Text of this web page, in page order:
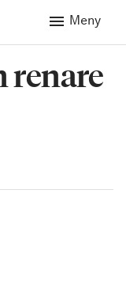
Meny
renare